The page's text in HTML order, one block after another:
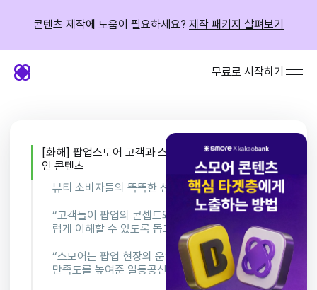
콘텐츠 제작에 도움이 필요하세요? 제작 패키지 살펴보기
무료로 시작하기
[화해] 팝업스토어 고객과 스탭 만족도를 동시에 높
인 콘텐츠
뷰티 소비자들의 똑똑한 선택을 돕는, 화해
“고객들이 팝업의 콘셉트와 메시지를 자연스
럽게 이해할 수 있도록 돕고 싶었어요”
“스모어는 팝업 현장의 운영 효율성과 고객
만족도를 높여준 일등공신이었습니다”